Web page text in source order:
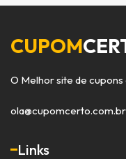
CUPOM
O Melhor site de cupons
ola@cupomcerto.com.br
Links